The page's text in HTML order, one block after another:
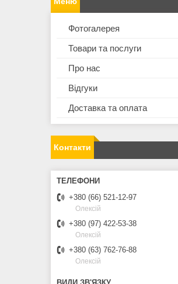
Фотогалерея
Товари та послуги
Про нас
Відгуки
Доставка та оплата
Контакти
+380 (66) 521-12-97
Олексій
+380 (97) 422-53-38
Олексій
+380 (63) 762-76-88
Олексій